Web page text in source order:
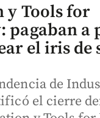
y Tools for
pagaban a
el iris de
de
el cierre